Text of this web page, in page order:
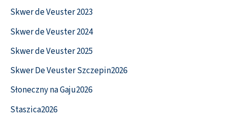
Skwer de Veuster 2023
Skwer de Veuster 2024
Skwer de Veuster 2025
Skwer De Veuster Szczepin2026
Słoneczny na Gaju2026
Staszica2026